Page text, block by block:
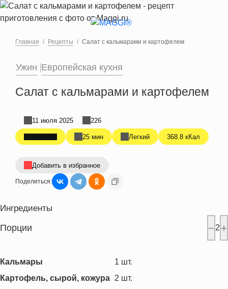
Перейти к основному содержанию
Главная Рецепты Салат с кальмарами и картофелем
Ужин Европейская кухня
Салат с кальмарами и картофелем
25 мин Легкий 368.8 кКал
11 июля 2025 226
Добавить в избранное
Поделиться:
Ингредиенты
Порции 2
Кальмары 1 шт.
Картофель, сырой, кожура 2 шт.